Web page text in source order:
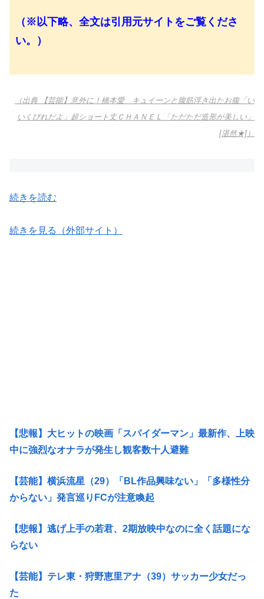
（※以下略、全文は引用元サイトをご覧くださ
い。）
（出典 【芸能】意外に！橋本愛 キュイーンと腹筋浮き出たお腹「い
いくびれだよ」超ショート丈ＣＨＡＮＥＬ「ただただ造形が美しい」
[湛然★]）
続きを読む
続きを見る（外部サイト）
【悲報】大ヒットの映画「スパイダーマン」最新作、上映
中に強烈なオナラが発生し観客数十人避難
【芸能】横浜流星（29）「BL作品興味ない」「多様性分
からない」発言巡りFCが注意喚起
【悲報】逃げ上手の若君、2期放映中なのに全く話題にな
らない
【芸能】テレ東・狩野恵里アナ（39）サッカー少女だっ
た